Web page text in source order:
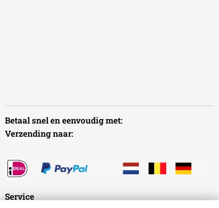
Betaal snel en eenvoudig met:
Verzending naar:
Service